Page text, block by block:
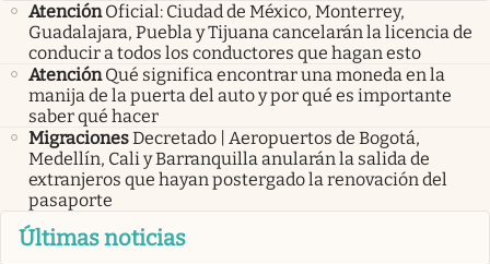
Atención Oficial: Ciudad de México, Monterrey,
Guadalajara, Puebla y Tijuana cancelarán la licencia de
conducir a todos los conductores que hagan esto
Atención Qué significa encontrar una moneda en la
manija de la puerta del auto y por qué es importante
saber qué hacer
MigracionesDecretado | Aeropuertos de Bogotá,
Medellín, Cali y Barranquilla anularán la salida de
extranjeros que hayan postergado la renovación del
pasaporte
Últimas noticias